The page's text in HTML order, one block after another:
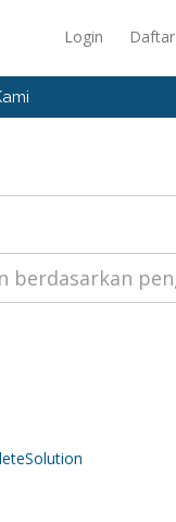
Login Daftar